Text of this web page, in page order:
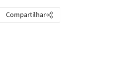
Compartilhar